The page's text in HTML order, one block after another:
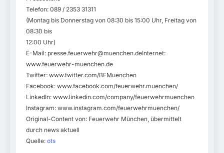
Telefon: 089 / 2353 31311
(Montag bis Donnerstag von 08:30 bis 15:00 Uhr, Freitag von
08:30 bis
12:00 Uhr)
E-Mail: presse.feuerwehr@muenchen.deInternet:
www.feuerwehr-muenchen.de
Twitter: www.twitter.com/BFMuenchen
Facebook: www.facebook.com/feuerwehr.muenchen/
LinkedIn: www.linkedin.com/company/feuerwehrmuenchen
Instagram: www.instagram.com/feuerwehrmuenchen/
Original-Content von: Feuerwehr München, übermittelt
durch news aktuell
Quelle: ots